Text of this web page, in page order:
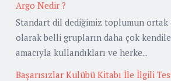
Argo Nedir ?
Standart dil dediğimiz toplumun ortak
olarak belli grupların daha çok
amacıyla kullandıkları ve herke...
Başarısızlar Kulübü Kitabı İle İlgili